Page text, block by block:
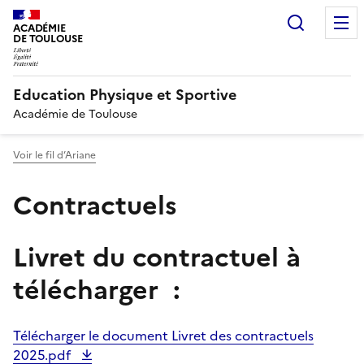
ACADÉMIE
DE TOULOUSE
Education Physique et Sportive
Académie de Toulouse
Voir le fil d’Ariane
Contractuels
Livret du contractuel à
télécharger :
Télécharger le document Livret des contractuels
2025.pdf